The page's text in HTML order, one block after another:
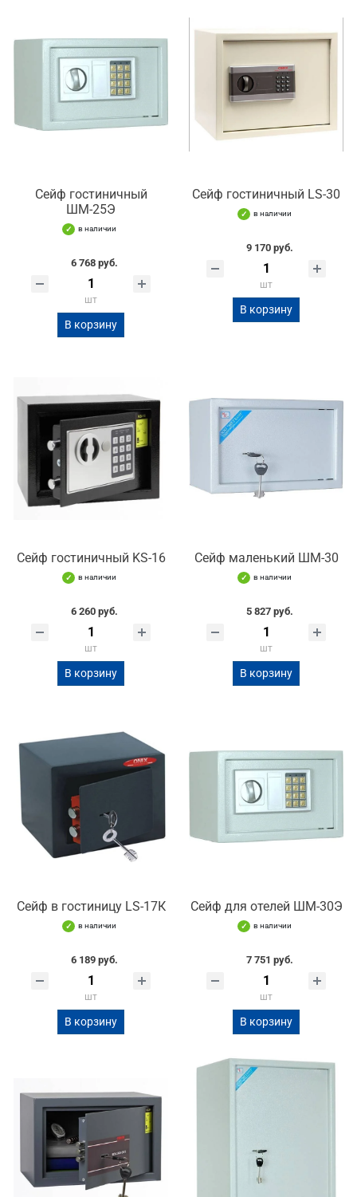
Сейф гостиничный
ШМ-25Э
в наличии
6 768 руб.
шт
В корзину
Сейф гостиничный LS-30
в наличии
9 170 руб.
шт
В корзину
Сейф гостиничный KS-16
в наличии
6 260 руб.
шт
В корзину
Сейф маленький ШМ-30
в наличии
5 827 руб.
шт
В корзину
Сейф в гостиницу LS-17К
в наличии
6 189 руб.
шт
В корзину
Сейф для отелей ШМ-30Э
в наличии
7 751 руб.
шт
В корзину